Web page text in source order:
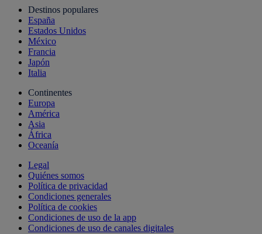
Destinos populares
España
Estados Unidos
México
Francia
Japón
Italia
Continentes
Europa
América
Asia
África
Oceanía
Legal
Quiénes somos
Política de privacidad
Condiciones generales
Política de cookies
Condiciones de uso de la app
Condiciones de uso de canales digitales